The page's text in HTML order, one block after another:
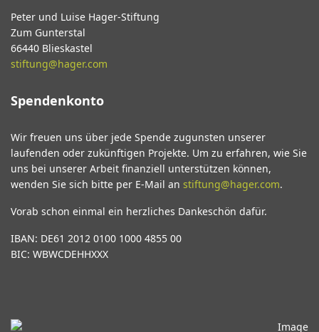
Peter und Luise Hager-Stiftung
Zum Gunterstal
66440 Blieskastel
stiftung@hager.com
Spendenkonto
Wir freuen uns über jede Spende zugunsten unserer
laufenden oder zukünftigen Projekte. Um zu erfahren, wie Sie
uns bei unserer Arbeit finanziell unterstützen können,
wenden Sie sich bitte per E-Mail an stiftung@hager.com.
Vorab schon einmal ein herzliches Dankeschön dafür.
IBAN: DE61 2012 0100 1000 4855 00
BIC: WBWCDEHHXXX